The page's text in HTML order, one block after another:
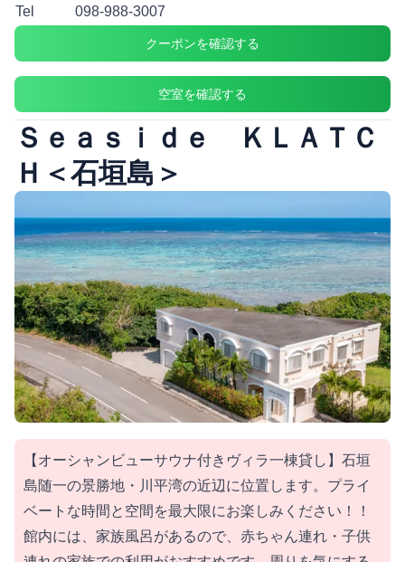
Tel 098-988-3007
クーポンを確認する
空室を確認する
Ｓｅａｓｉｄｅ ＫＬＡＴＣ
Ｈ＜石垣島＞
【オーシャンビューサウナ付きヴィラ一棟貸し】石垣
島随一の景勝地・川平湾の近辺に位置します。プライ
ベートな時間と空間を最大限にお楽しみください！！
館内には、家族風呂があるので、赤ちゃん連れ・子供